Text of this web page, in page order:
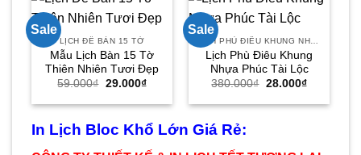
Sale
LỊCH ĐỂ BÀN 15 TỜ
Mẫu Lịch Bàn 15 Tờ
Thiên Nhiên Tươi Đẹp
59.000₫ Giá
là:
29.000₫Giá
tại
29.000₫.
Sale
LỊCH PHÙ ĐIÊU KHUNG NHỰA
Lịch Phù Điêu Khung
Nhựa Phúc Tài Lộc
380.000₫ Giá
là:
28.000₫Giá
tại
In Lịch Bloc Khổ Lớn Giá Rẻ: